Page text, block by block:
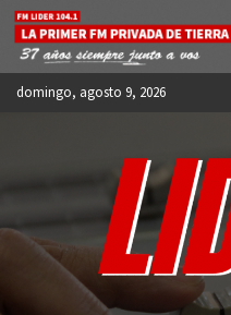
Skip
content
domingo, agosto 9, 2026